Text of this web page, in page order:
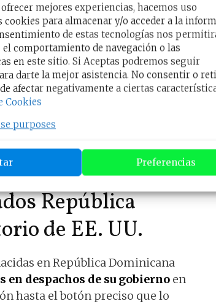
mejores experiencias, hacemos uso
para almacenar y/o acceder a la
de estas tecnologías nos
comportamiento de navegación o las
en este sitio. Si Aceptas podremos seguir
darte la mejor asistencia. No consentir o
afectar negativamente a ciertas
Cookies
purposes
Preferencias
de República
EE. UU.?
Dominicanosestablecidos
los trámites que solo te
dirigirte a alguna de las 8
República
de EE. UU.
en República Dominicana
en despachos de su gobierno en
hasta el botón preciso que lo